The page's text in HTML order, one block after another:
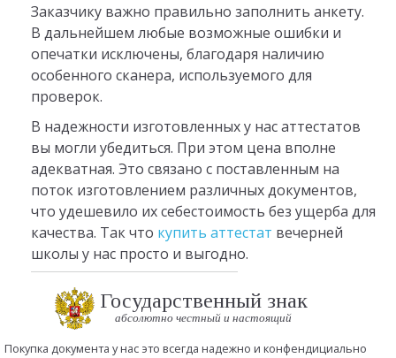
Заказчику важно правильно заполнить анкету.
В дальнейшем любые возможные ошибки и
опечатки исключены, благодаря наличию
особенного сканера, используемого для
проверок.
В надежности изготовленных у нас аттестатов
вы могли убедиться. При этом цена вполне
адекватная. Это связано с поставленным на
поток изготовлением различных документов,
что удешевило их себестоимость без ущерба для
качества. Так что купить аттестат вечерней
школы у нас просто и выгодно.
Государственный знак
абсолютно честный и настоящий
Покупка документа у нас это всегда надежно и конфендициально